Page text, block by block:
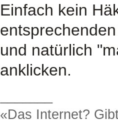
Einfach kein
und natürlich
anklicken.
«Das Internet?